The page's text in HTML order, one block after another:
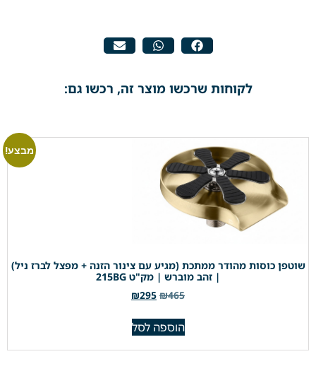
לקוחות שרכשו מוצר זה, רכשו גם:
מבצע!
שוטפן כוסות מהודר ממתכת (מגיע עם צינור הזנה + מפצל לברז ניל)
| זהב מוברש | מק"ט 215BG
₪465
₪295
הוספה לסל